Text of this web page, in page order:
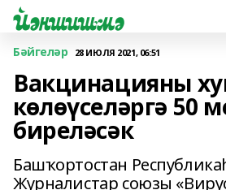
Бәйгеләр 28 ИЮЛЯ 2021, 06:51
Вакцинацияны
көлөүселәргә 50
биреләсәк
Башҡортостан
Журналистар союзы